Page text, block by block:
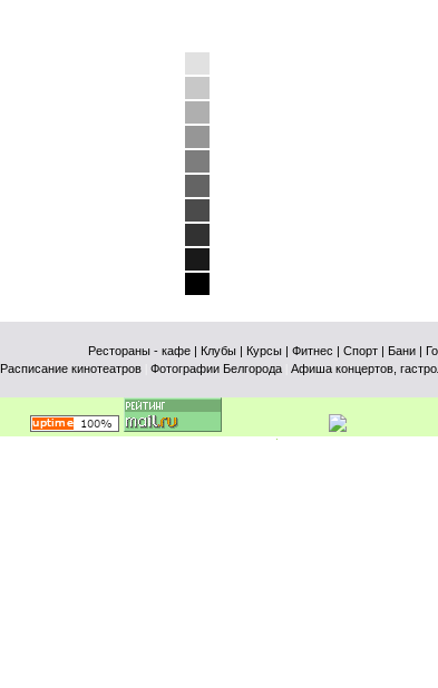
Рестораны - кафе | Клубы | Курсы | Фитнес | Спорт | Бани |
Расписание кинотеатров
Фотографии Белгорода Афиша концертов,